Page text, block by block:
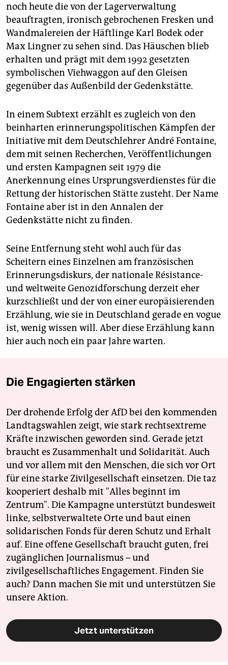
noch heute die von der Lagerverwaltung
beauftragten, ironisch gebrochenen Fresken und
Wandmalereien der Häftlinge Karl Bodek oder
Max Lingner zu sehen sind. Das Häuschen blieb
erhalten und prägt mit dem 1992 gesetzten
symbolischen Viehwaggon auf den Gleisen
gegenüber das Außenbild der Gedenkstätte.
In einem Subtext erzählt es zugleich von den
beinharten erinnerungspolitischen Kämpfen der
Initiative mit dem Deutschlehrer André Fontaine,
dem mit seinen Recherchen, Veröffentlichungen
und ersten Kampagnen seit 1979 die
Anerkennung eines Ursprungsverdienstes für die
Rettung der historischen Stätte zusteht. Der Name
Fontaine aber ist in den Annalen der
Gedenkstätte nicht zu finden.
Seine Entfernung steht wohl auch für das
Scheitern eines Einzelnen am französischen
Erinnerungsdiskurs, der nationale Résistance-
und weltweite Genozidforschung derzeit eher
kurzschließt und der von einer europäisierenden
Erzählung, wie sie in Deutschland gerade en vogue
ist, wenig wissen will. Aber diese Erzählung kann
hier auch noch ein paar Jahre warten.
Die Engagierten stärken
Der drohende Erfolg der AfD bei den kommenden
Landtagswahlen zeigt, wie stark rechtsextreme
Kräfte inzwischen geworden sind. Gerade jetzt
braucht es Zusammenhalt und Solidarität. Auch
und vor allem mit den Menschen, die sich vor Ort
für eine starke Zivilgesellschaft einsetzen. Die taz
kooperiert deshalb mit "Alles beginnt im
Zentrum". Die Kampagne unterstützt bundesweit
linke, selbstverwaltete Orte und baut einen
solidarischen Fonds für deren Schutz und Erhalt
auf. Eine offene Gesellschaft braucht guten, frei
zugänglichen Journalismus – und
zivilgesellschaftliches Engagement. Finden Sie
auch? Dann machen Sie mit und unterstützen Sie
unsere Aktion.
Jetzt unterstützen